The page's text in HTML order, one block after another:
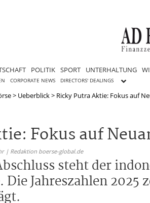
POLITIK SPORT UNTERHALTUNG
CORPORATE NEWS DIRECTORS' DEALINGS
> Ueberblick> Ricky Putra Aktie: Fokus auf
Fokus auf
| Redaktion boerse-global.de
steht der
Jahreszahlen